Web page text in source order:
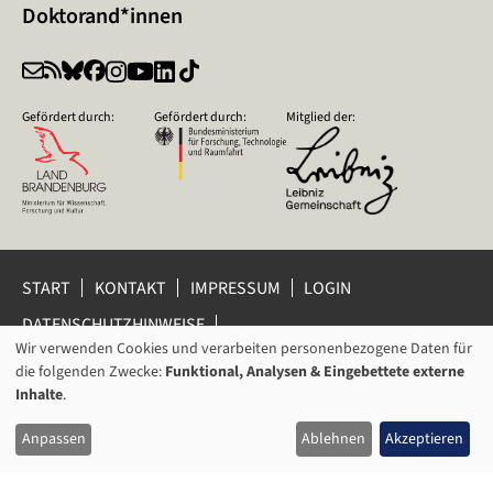
Doktorand*innen
Gefördert durch: Gefördert durch: Mitglied der:
START KONTAKT IMPRESSUM
LOGIN
DATENSCHUTZHINWEISE
DATENSCHUTZ-EINSTELLUNGEN
HINWEISGEBERSCHUTZ
(ZZF) e.V.
VERWENDUNG
VON
PERSONENBEZOGENEN
DATEN
Wir verwenden Cookies und verarbeiten personenbezogene Daten für
die folgenden Zwecke: Funktional, Analysen & Eingebettete externe
Inhalte.
Anpassen Ablehnen Akzeptieren